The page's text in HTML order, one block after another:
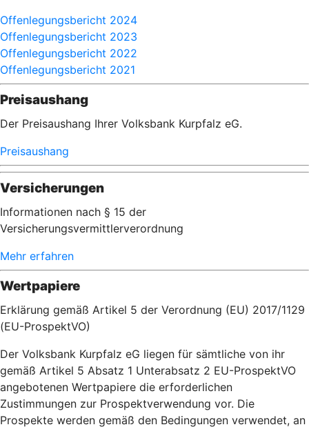
Offenlegungsbericht 2024
Offenlegungsbericht 2023
Offenlegungsbericht 2022
Offenlegungsbericht 2021
Preisaushang
Der Preisaushang Ihrer Volksbank Kurpfalz eG.
Preisaushang
Versicherungen
Informationen nach § 15 der
Versicherungsvermittlerverordnung
Mehr erfahren
Wertpapiere
Erklärung gemäß Artikel 5 der Verordnung (EU) 2017/1129
(EU-ProspektVO)
Der Volksbank Kurpfalz eG liegen für sämtliche von ihr
gemäß Artikel 5 Absatz 1 Unterabsatz 2 EU-ProspektVO
angebotenen Wertpapiere die erforderlichen
Zustimmungen zur Prospektverwendung vor. Die
Prospekte werden gemäß den Bedingungen verwendet, an